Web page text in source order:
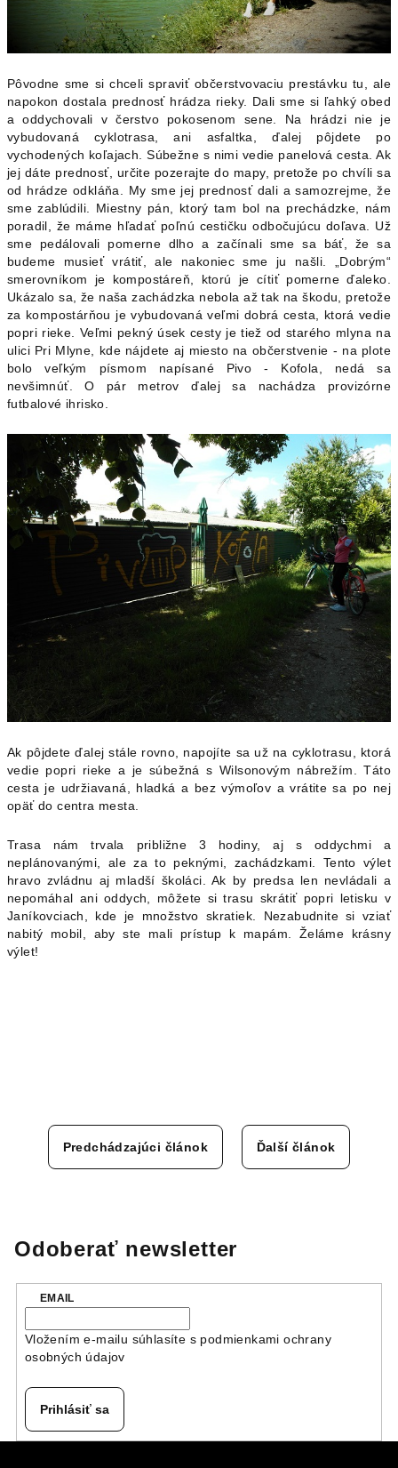
Pôvodne sme si chceli spraviť občerstvovaciu prestávku tu, ale
napokon dostala prednosť hrádza rieky. Dali sme si ľahký obed
a oddychovali v čerstvo pokosenom sene. Na hrádzi nie je
vybudovaná cyklotrasa, ani asfaltka, ďalej pôjdete po
vychodených koľajach. Súbežne s nimi vedie panelová cesta. Ak
jej dáte prednosť, určite pozerajte do mapy, pretože po chvíli sa
od hrádze odkláňa. My sme jej prednosť dali a samozrejme, že
sme zablúdili. Miestny pán, ktorý tam bol na prechádzke, nám
poradil, že máme hľadať poľnú cestičku odbočujúcu doľava. Už
sme pedálovali pomerne dlho a začínali sme sa báť, že sa
budeme musieť vrátiť, ale nakoniec sme ju našli. „Dobrým“
smerovníkom je kompostáreň, ktorú je cítiť pomerne ďaleko.
Ukázalo sa, že naša zachádzka nebola až tak na škodu, pretože
za kompostárňou je vybudovaná veľmi dobrá cesta, ktorá vedie
popri rieke. Veľmi pekný úsek cesty je tiež od starého mlyna na
ulici Pri Mlyne, kde nájdete aj miesto na občerstvenie - na plote
bolo veľkým písmom napísané Pivo - Kofola, nedá sa
nevšimnúť. O pár metrov ďalej sa nachádza provizórne
futbalové ihrisko.
Ak pôjdete ďalej stále rovno, napojíte sa už na cyklotrasu, ktorá
vedie popri rieke a je súbežná s Wilsonovým nábrežím. Táto
cesta je udržiavaná, hladká a bez výmoľov a vrátite sa po nej
opäť do centra mesta.
Trasa nám trvala približne 3 hodiny, aj s oddychmi a
neplánovanými, ale za to peknými, zachádzkami. Tento výlet
hravo zvládnu aj mladší školáci. Ak by predsa len nevládali a
nepomáhal ani oddych, môžete si trasu skrátiť popri letisku v
Janíkovciach, kde je množstvo skratiek. Nezabudnite si vziať
nabitý mobil, aby ste mali prístup k mapám. Želáme krásny
výlet!
Predchádzajúci článok Ďalší článok
Odoberať newsletter
EMAIL
Vložením e-mailu súhlasíte s podmienkami ochrany
osobných údajov
Prihlásiť sa